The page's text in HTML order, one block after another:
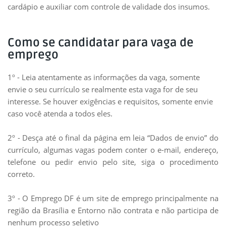
cardápio e auxiliar com controle de validade dos insumos.
Como se candidatar para vaga de
emprego
1º - Leia atentamente as informações da vaga, somente
envie o seu currículo se realmente esta vaga for de seu
interesse. Se houver exigências e requisitos, somente envie
caso você atenda a todos eles.
2º - Desça até o final da página em leia “Dados de envio” do
currículo, algumas vagas podem conter o e-mail, endereço,
telefone ou pedir envio pelo site, siga o procedimento
correto.
3º - O Emprego DF é um site de emprego principalmente na
região da Brasília e Entorno não contrata e não participa de
nenhum processo seletivo